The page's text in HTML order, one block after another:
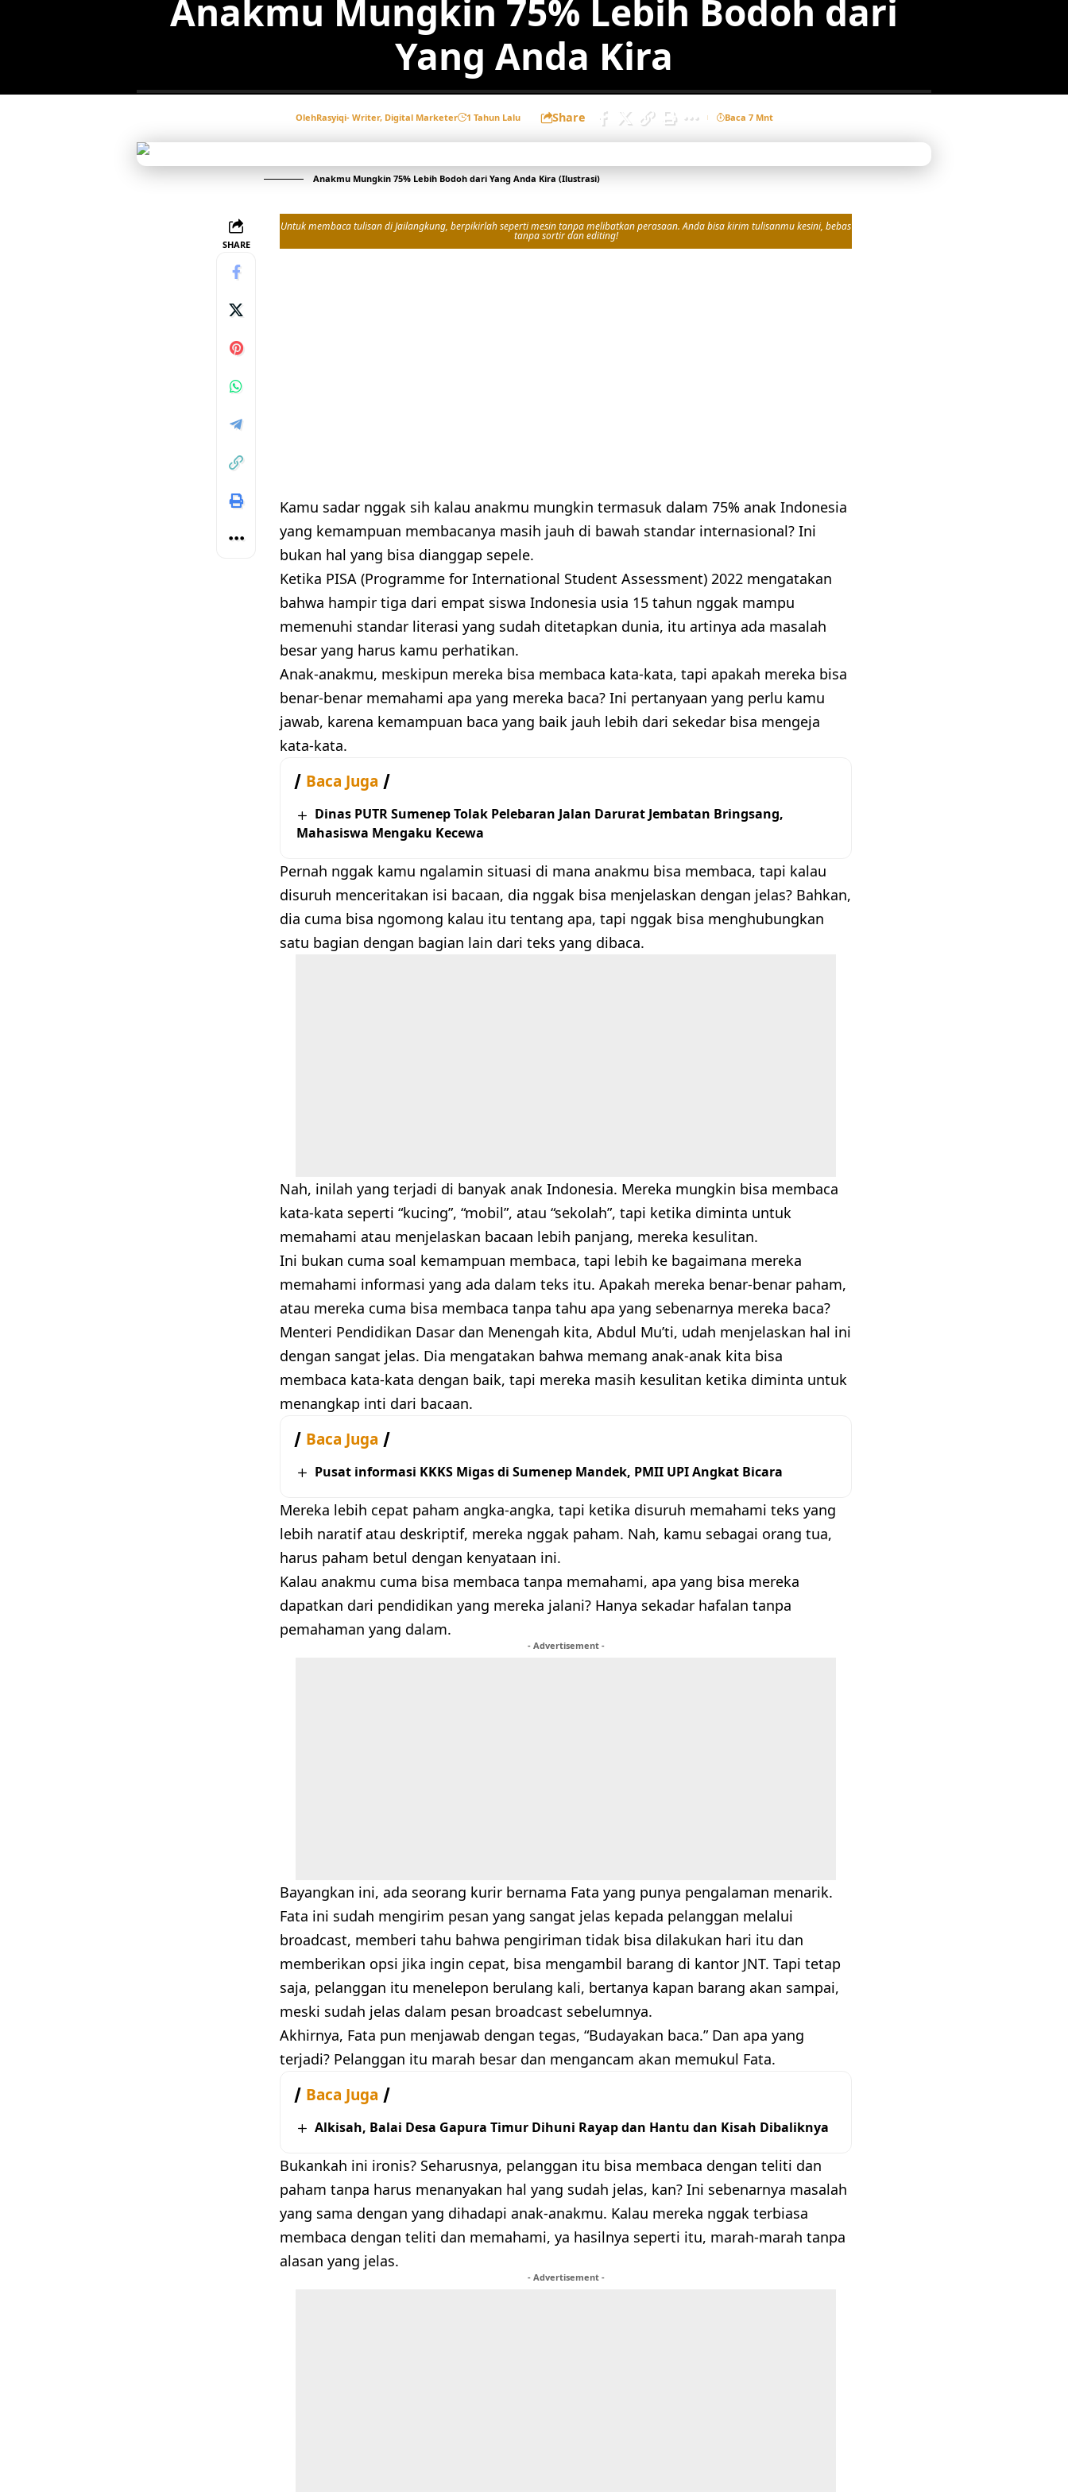
Anakmu Mungkin 75% Lebih Bodoh dari
Yang Anda Kira
OlehRasyiqi- Writer, Digital Marketer 1 Tahun Lalu Share Baca 7 Mnt
Anakmu Mungkin 75% Lebih Bodoh dari Yang Anda Kira (Ilustrasi)
SHARE
Untuk membaca tulisan di Jailangkung, berpikirlah seperti mesin tanpa melibatkan perasaan. Anda bisa kirim tulisanmu kesini, bebas
tanpa sortir dan editing!
Kamu sadar nggak sih kalau anakmu mungkin termasuk dalam 75% anak Indonesia
yang kemampuan membacanya masih jauh di bawah standar internasional? Ini
bukan hal yang bisa dianggap sepele.
Ketika PISA (Programme for International Student Assessment) 2022 mengatakan
bahwa hampir tiga dari empat siswa Indonesia usia 15 tahun nggak mampu
memenuhi standar literasi yang sudah ditetapkan dunia, itu artinya ada masalah
besar yang harus kamu perhatikan.
Anak-anakmu, meskipun mereka bisa membaca kata-kata, tapi apakah mereka bisa
benar-benar memahami apa yang mereka baca? Ini pertanyaan yang perlu kamu
jawab, karena kemampuan baca yang baik jauh lebih dari sekedar bisa mengeja
kata-kata.
Baca Juga
Dinas PUTR Sumenep Tolak Pelebaran Jalan Darurat Jembatan Bringsang,
Mahasiswa Mengaku Kecewa
Pernah nggak kamu ngalamin situasi di mana anakmu bisa membaca, tapi kalau
disuruh menceritakan isi bacaan, dia nggak bisa menjelaskan dengan jelas? Bahkan,
dia cuma bisa ngomong kalau itu tentang apa, tapi nggak bisa menghubungkan
satu bagian dengan bagian lain dari teks yang dibaca.
Nah, inilah yang terjadi di banyak anak Indonesia. Mereka mungkin bisa membaca
kata-kata seperti “kucing”, “mobil”, atau “sekolah”, tapi ketika diminta untuk
memahami atau menjelaskan bacaan lebih panjang, mereka kesulitan.
Ini bukan cuma soal kemampuan membaca, tapi lebih ke bagaimana mereka
memahami informasi yang ada dalam teks itu. Apakah mereka benar-benar paham,
atau mereka cuma bisa membaca tanpa tahu apa yang sebenarnya mereka baca?
Menteri Pendidikan Dasar dan Menengah kita, Abdul Mu’ti, udah menjelaskan hal ini
dengan sangat jelas. Dia mengatakan bahwa memang anak-anak kita bisa
membaca kata-kata dengan baik, tapi mereka masih kesulitan ketika diminta untuk
menangkap inti dari bacaan.
Baca Juga
Pusat informasi KKKS Migas di Sumenep Mandek, PMII UPI Angkat Bicara
Mereka lebih cepat paham angka-angka, tapi ketika disuruh memahami teks yang
lebih naratif atau deskriptif, mereka nggak paham. Nah, kamu sebagai orang tua,
harus paham betul dengan kenyataan ini.
Kalau anakmu cuma bisa membaca tanpa memahami, apa yang bisa mereka
dapatkan dari pendidikan yang mereka jalani? Hanya sekadar hafalan tanpa
pemahaman yang dalam.
- Advertisement -
Bayangkan ini, ada seorang kurir bernama Fata yang punya pengalaman menarik.
Fata ini sudah mengirim pesan yang sangat jelas kepada pelanggan melalui
broadcast, memberi tahu bahwa pengiriman tidak bisa dilakukan hari itu dan
memberikan opsi jika ingin cepat, bisa mengambil barang di kantor JNT. Tapi tetap
saja, pelanggan itu menelepon berulang kali, bertanya kapan barang akan sampai,
meski sudah jelas dalam pesan broadcast sebelumnya.
Akhirnya, Fata pun menjawab dengan tegas, “Budayakan baca.” Dan apa yang
terjadi? Pelanggan itu marah besar dan mengancam akan memukul Fata.
Baca Juga
Alkisah, Balai Desa Gapura Timur Dihuni Rayap dan Hantu dan Kisah Dibaliknya
Bukankah ini ironis? Seharusnya, pelanggan itu bisa membaca dengan teliti dan
paham tanpa harus menanyakan hal yang sudah jelas, kan? Ini sebenarnya masalah
yang sama dengan yang dihadapi anak-anakmu. Kalau mereka nggak terbiasa
membaca dengan teliti dan memahami, ya hasilnya seperti itu, marah-marah tanpa
alasan yang jelas.
- Advertisement -